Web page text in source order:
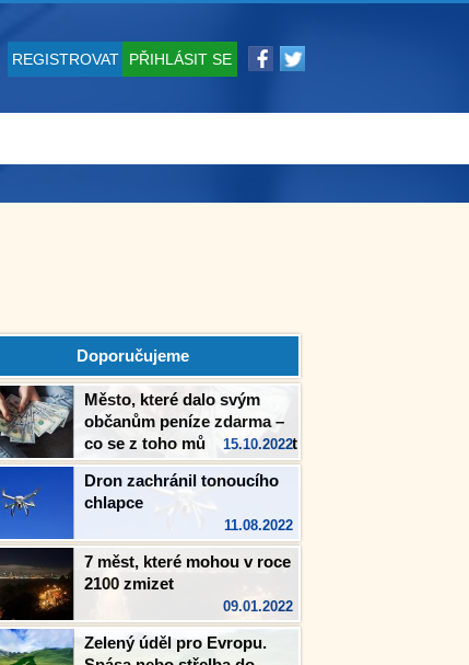
REGISTROVAT PŘIHLÁSIT SE
Doporučujeme
Město, které dalo svým
občanům peníze zdarma –
co se z toho můžeme naučit
15.10.2022
Dron zachránil tonoucího
chlapce
11.08.2022
7 měst, které mohou v roce
2100 zmizet
09.01.2022
Zelený úděl pro Evropu.